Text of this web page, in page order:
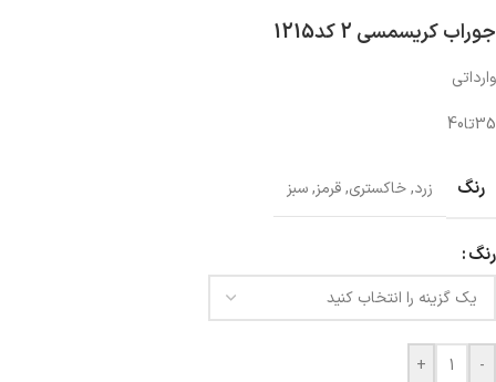
جوراب کریسمسی 2 کد1215
وارداتی
35تا40
رنگ زرد,خاکستری,قرمز,سبز
رنگ
-
+